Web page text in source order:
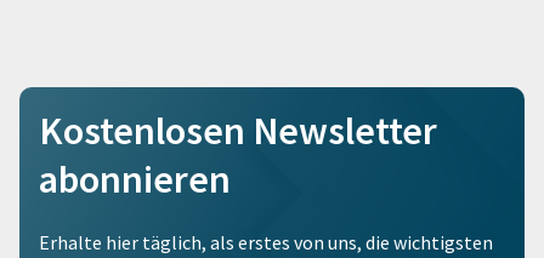
Kostenlosen Newsletter
abonnieren
Erhalte hier täglich, als erstes von uns, die wichtigsten